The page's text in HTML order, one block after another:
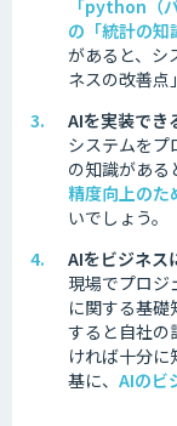
「python（
の「統計の知
があると、シ
ネスの改善点
AIを実装でき
システムをプ
の知識がある
精度向上のた
いでしょう。
AIをビジネス
現場でプロジ
に関する基
すると自社の
ければ十分に
基に、 AIのビ